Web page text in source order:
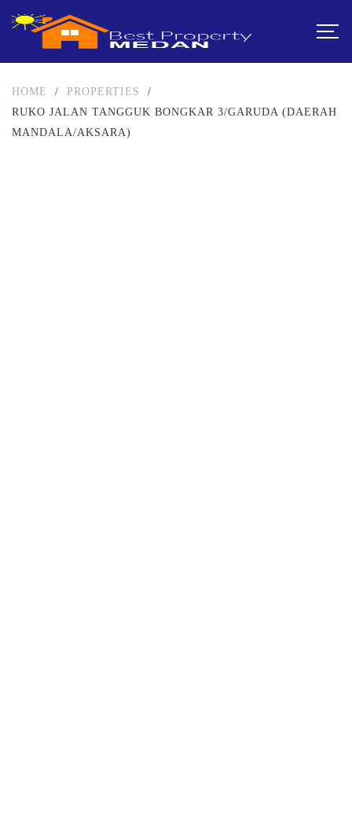
HOME / PROPERTIES
/
RUKO JALAN TANGGUK BONGKAR 3/GARUDA (DAERAH
MANDALA/AKSARA)